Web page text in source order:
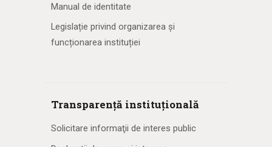
Manual de identitate
Legislație privind organizarea și
funcționarea instituției
Transparență instituțională
Solicitare informaţii de interes public